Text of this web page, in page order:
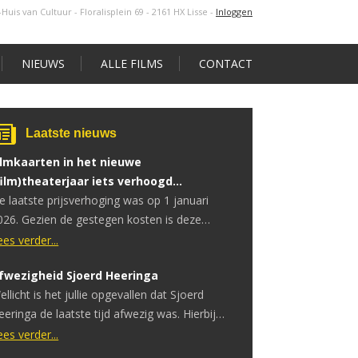
van Cultuur - Floralisplein 69 - 2161 HX Lisse - Inloggen
NIEUWS ALLE FILMS CONTACT
Laatste nieuws
in het nieuwe
iets verhoogd…
laatste prijsverhoging was op 1 januari
Gezien de gestegen kosten is deze
noodzakelijk.
verder...
Sjoerd Heeringa
is het jullie opgevallen dat Sjoerd
de laatste tijd afwezig was. Hierbij
wij wat de reden hiervoor is. Sjoerd
verder...